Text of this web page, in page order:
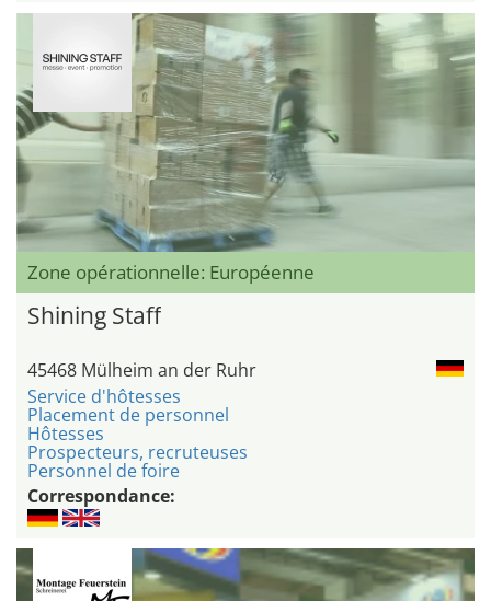
Zone opérationnelle: Européenne
Shining Staff
45468 Mülheim an der Ruhr
Service d'hôtesses
Placement de personnel
Hôtesses
Prospecteurs, recruteuses
Personnel de foire
Correspondance: